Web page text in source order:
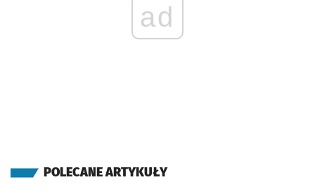
ad
POLECANE ARTYKUŁY